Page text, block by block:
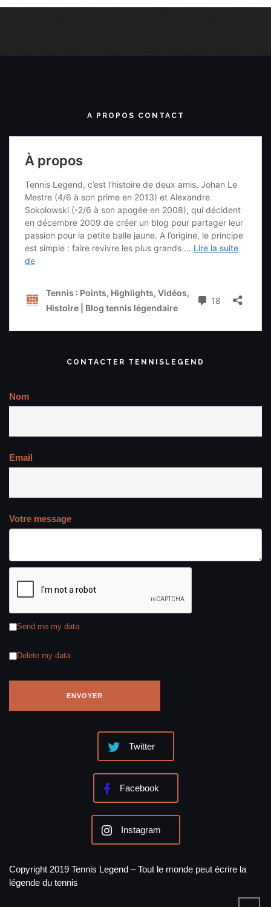
A PROPOS CONTACT
CONTACTER TENNISLEGEND
Nom
Email
Votre message
Send me my data
Delete my data
Twitter
Facebook
Instagram
Copyright 2019 Tennis Legend – Tout le monde peut écrire la
légende du tennis